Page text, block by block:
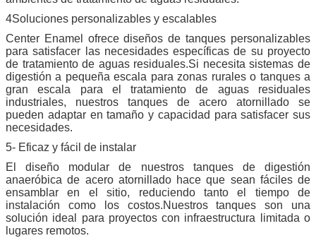
Deja un mensaje
¡Te llamaremos pronto!
4Soluciones personalizables y escalables
Center Enamel ofrece diseños de tanques personalizables
para satisfacer las necesidades específicas de su proyecto
de tratamiento de aguas residuales.Si necesita sistemas de
digestión a pequeña escala para zonas rurales o tanques a
gran escala para el tratamiento de aguas residuales
industriales, nuestros tanques de acero atornillado se
pueden adaptar en tamaño y capacidad para satisfacer sus
necesidades.
5- Eficaz y fácil de instalar
El diseño modular de nuestros tanques de digestión
anaeróbica de acero atornillado hace que sean fáciles de
ensamblar en el sitio, reduciendo tanto el tiempo de
instalación como los costos.Nuestros tanques son una
solución ideal para proyectos con infraestructura limitada o
lugares remotos.